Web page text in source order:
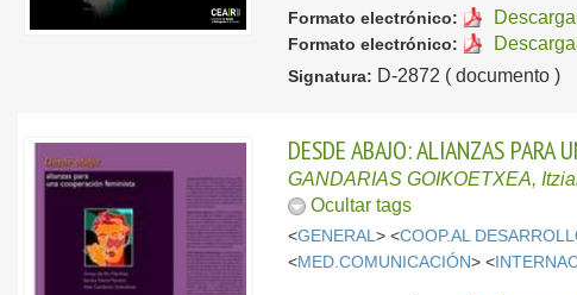
Formato electrónico:
Formato electrónico:
Signatura: D-2872 ( documento )
DESDE ABAJO: ALIANZAS PARA
GANDARIAS GOIKOETXEA,
Ocultar tags
<GENERAL> <COOP.AL
<MED.COMUNICACIÓN> <